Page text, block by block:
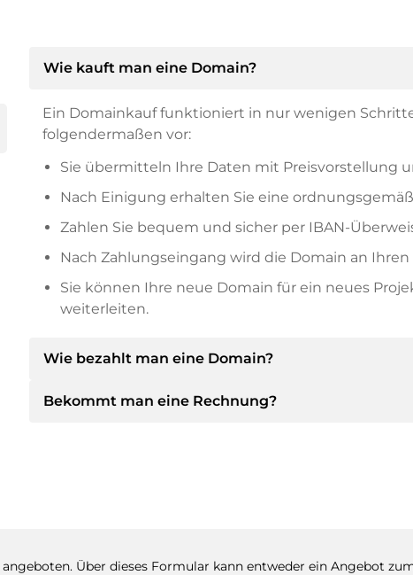
Wie kauft man eine Domain?
Ein Domainkauf funktioniert in nur wenigen
folgendermaßen vor:
Sie übermitteln Ihre Daten mit Preisvorstellung
Nach Einigung erhalten Sie eine
Zahlen Sie bequem und sicher per IBAN-
Nach Zahlungseingang wird die Domain an
Sie können Ihre neue Domain für ein neues
weiterleiten.
Wie bezahlt man eine Domain?
Nach einer Einigung wird der Inhaber Ihnen die
Bekommt man eine Rechnung?
angeboten. Über dieses Formular kann entweder ein Angebot